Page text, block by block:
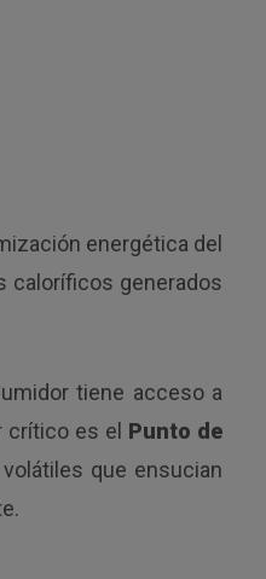
energética del
caloríficos generados
tiene acceso a
crítico es el Punto de
que ensucian